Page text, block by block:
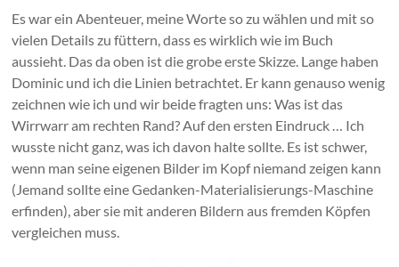
Es war ein Abenteuer, meine Worte so zu wählen und mit so
vielen Details zu füttern, dass es wirklich wie im Buch
aussieht. Das da oben ist die grobe erste Skizze. Lange haben
Dominic und ich die Linien betrachtet. Er kann genauso wenig
zeichnen wie ich und wir beide fragten uns: Was ist das
Wirrwarr am rechten Rand? Auf den ersten Eindruck … Ich
wusste nicht ganz, was ich davon halte sollte. Es ist schwer,
wenn man seine eigenen Bilder im Kopf niemand zeigen kann
(Jemand sollte eine Gedanken-Materialisierungs-Maschine
erfinden), aber sie mit anderen Bildern aus fremden Köpfen
vergleichen muss.